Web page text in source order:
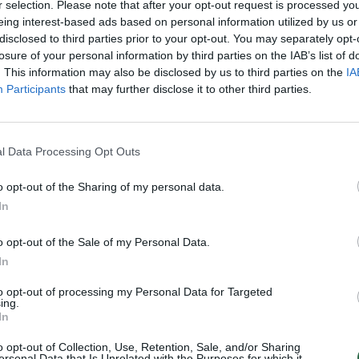
selection. Please note that after your opt-out request is processed
interest-based ads based on personal information utilized by us
to third parties prior to your opt-out. You may separately
of your personal information by third parties on the IAB’s list of
This information may also be disclosed by us to third parties on the
Participants that may further disclose it to other third parties.
Data Processing Opt Outs
opt-out of the Sharing of my personal data.
opt-out of the Sale of my Personal Data.
opt-out of processing my Personal Data for Targeted
opt-out of Collection, Use, Retention, Sale, and/or Sharing
šalyje be kritulių. Oro
iki 2 laipsnių šilumos.
nenumatoma. Vietomis galimas
nuo 2 iki 7 laipsnių šalčio, Kuršių
atkreipia vairuotojų dėmesį, kad
kelių ruožus šalia vandens telkinių,
temperatūrai žemiau nulio, pirmiausia